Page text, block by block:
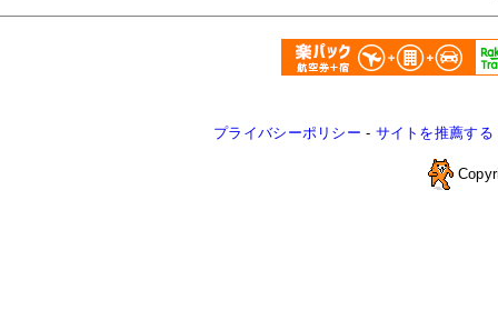
プライバシーポリシー - サイトを推薦する